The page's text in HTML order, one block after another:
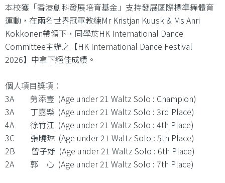
本校獲「香港創科發展培育基金」支持發展國際標準舞體育
運動，在兩名世界冠軍教練Mr Kristjan Kuusk & Ms Anri
Kokkonen帶領下，同學於HK International Dance
Committee主辦之【HK International Dance Festival
2026】中拿下絕佳成績。
個人項目獎項：
3A 勞添壹 (Age under 21 Waltz Solo : Champion)
3A 丁嘉樂 (Age under 21 Waltz Solo : 3rd Place)
4A 徐竹江 (Age under 21 Waltz Solo : 4th Place)
3C 張曉琳 (Age under 21 Waltz Solo : 5th Place)
2B 曾子妤 (Age under 21 Waltz Solo : 6th Place)
2A 郭 心 (Age under 21 Waltz Solo : 7th Place)